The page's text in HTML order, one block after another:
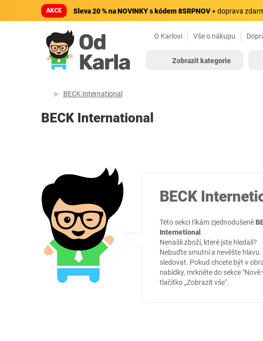
AKCE Sleva 20 % na NOVINKY s kódem 8SRPNOV+ doprava
O Karlovi Vše o nákupu
Zobrazit kategorie
BECK International
BECK International
BECK
Této sekci říkám zjednodušeně
Internetional .
Nenašli zboží, které jste hledali?
Nebuďte smutní a nevěšte
sledovat. Pokud chcete být v
nabídky, mrkněte do sekce "Nově
tlačítko „Zobrazit vše“.